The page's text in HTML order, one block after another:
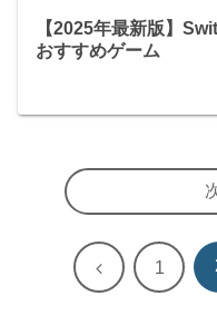
【2025年最新版】
おすすめゲーム
前 1